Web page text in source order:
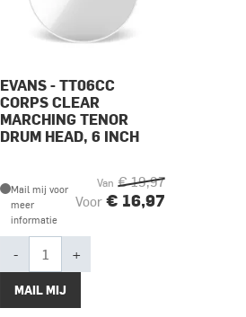
EVANS - TT06CC
CORPS CLEAR
MARCHING TENOR
DRUM HEAD, 6 INCH
Mail mij voor
meer
informatie
Van € 19,97
Voor € 16,97
- +
MAIL MIJ